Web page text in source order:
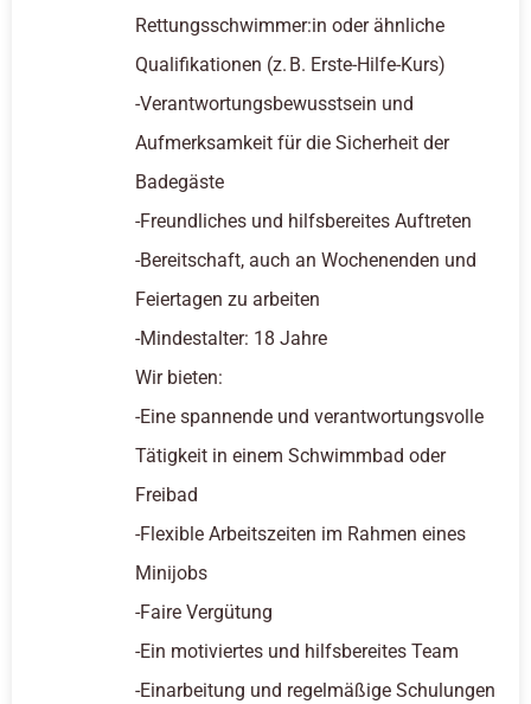
Rettungsschwimmer:in oder ähnliche
Qualifikationen (z. B. Erste-Hilfe-Kurs)
-Verantwortungsbewusstsein und
Aufmerksamkeit für die Sicherheit der
Badegäste
-Freundliches und hilfsbereites Auftreten
-Bereitschaft, auch an Wochenenden und
Feiertagen zu arbeiten
-Mindestalter: 18 Jahre
Wir bieten:
-Eine spannende und verantwortungsvolle
Tätigkeit in einem Schwimmbad oder
Freibad
-Flexible Arbeitszeiten im Rahmen eines
Minijobs
-Faire Vergütung
-Ein motiviertes und hilfsbereites Team
-Einarbeitung und regelmäßige Schulungen